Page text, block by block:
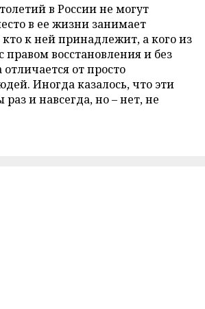
в России не могут
в ее жизни занимает
к ней принадлежит, а кого из
восстановления и без
от просто
Иногда казалось, что эти
и навсегда, но – нет, не